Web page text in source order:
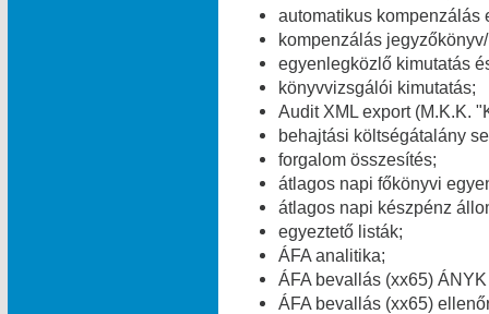
automatikus kompenzálás
kompenzálás
egyenlegközlő kimutatás
könyvvizsgálói kimutatás;
Audit XML export (M.K.K.
behajtási költségátalány
forgalom összesítés;
átlagos napi főkönyvi
átlagos napi készpénz
egyeztető listák;
ÁFA analitika;
ÁFA bevallás (xx65)
ÁFA bevallás (xx65)